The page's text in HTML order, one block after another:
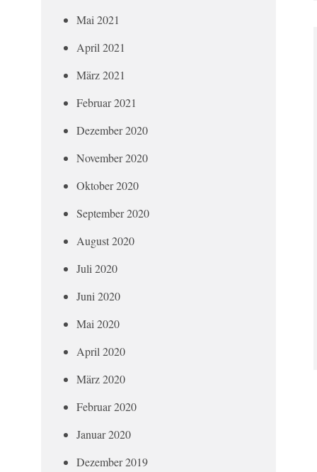
Mai 2021
April 2021
März 2021
Februar 2021
Dezember 2020
November 2020
Oktober 2020
September 2020
August 2020
Juli 2020
Juni 2020
Mai 2020
April 2020
März 2020
Februar 2020
Januar 2020
Dezember 2019